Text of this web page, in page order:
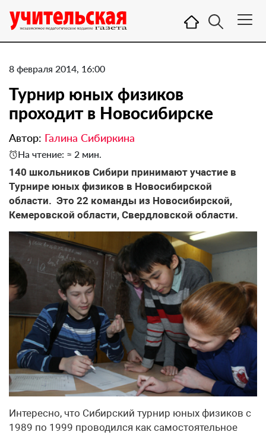
8 февраля 2014, 16:00
Турнир юных физиков
проходит в Новосибирске
Автор: Галина Сибиркина
На чтение: ≈ 2 мин.
140 школьников Сибири принимают участие в
Турнире юных физиков в Новосибирской
области. Это 22 команды из Новосибирской,
Кемеровской области, Свердловской области.
Интересно, что Сибирский турнир юных физиков с
1989 по 1999 проводился как самостоятельное